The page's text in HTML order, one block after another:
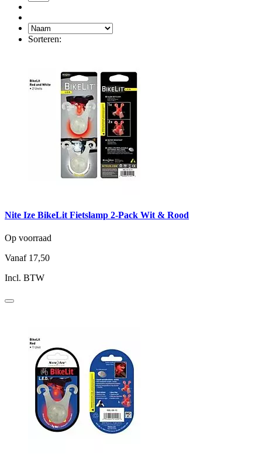
Sorteren:
Nite Ize BikeLit Fietslamp 2-Pack Wit & Rood
Op voorraad
Vanaf 17,50
Incl. BTW